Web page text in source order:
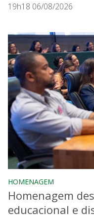
19h18 06/08/2026
HOMENAGEM
Homenagem
educacional e